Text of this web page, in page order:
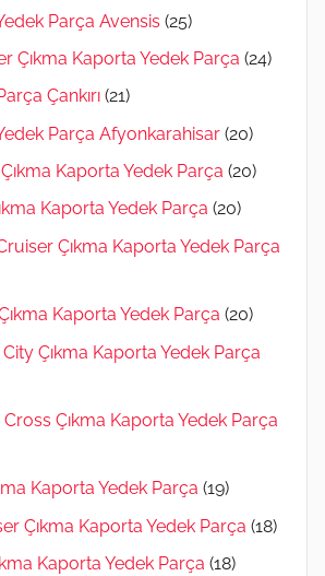
Parça Avensis (25)
Çıkma Kaporta Yedek Parça (24)
Çankırı (21)
Parça Afyonkarahisar (20)
Kaporta Yedek Parça (20)
Kaporta Yedek Parça (20)
Çıkma Kaporta Yedek Parça
Kaporta Yedek Parça (20)
Çıkma Kaporta Yedek Parça
Çıkma Kaporta Yedek Parça
Kaporta Yedek Parça (19)
Çıkma Kaporta Yedek Parça (18)
Kaporta Yedek Parça (18)